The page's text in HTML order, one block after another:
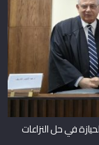
في حل النزاعات